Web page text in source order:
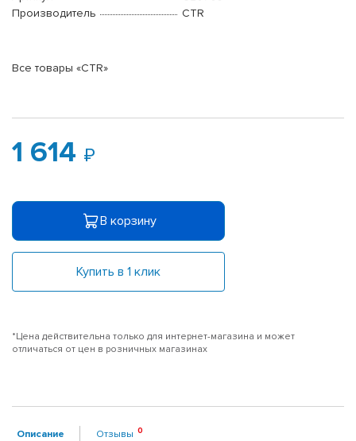
Производитель
CTR
Все товары «CTR»
1 614
В корзину
Купить в 1 клик
*Цена действительна только для интернет-магазина и может
отличаться от цен в розничных магазинах
Описание Отзывы